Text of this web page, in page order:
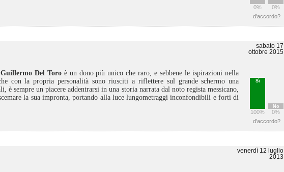
0% 0%
d'accordo?
sabato 17
ottobre 2015
Sì
100%
No
0%
Guillermo Del Toroè un dono più unico che raro, e sebbene le ispirazioni nella
con la propria personalità sono riusciti a riflettere sul grande schermo una
sempre un piacere addentrarsi in una storia narrata dal noto regista messicano,
la sua impronta, portando alla luce lungometraggi inconfondibili e forti di
d'accordo?
venerdì 12 luglio
2013